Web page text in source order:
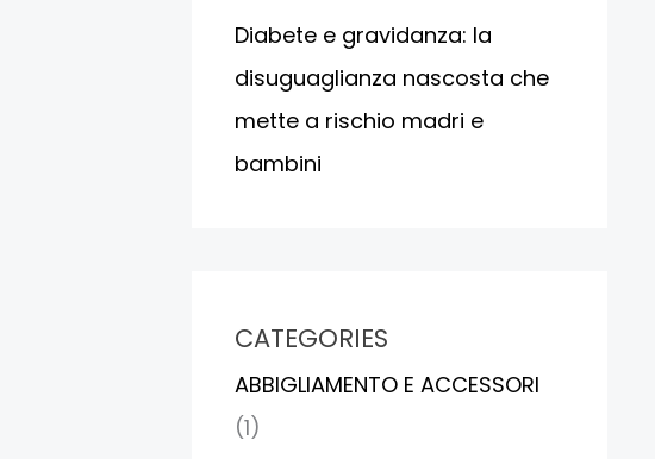
Diabete e gravidanza: la
disuguaglianza nascosta che
mette a rischio madri e
bambini
CATEGORIES
ABBIGLIAMENTO E ACCESSORI
(1)